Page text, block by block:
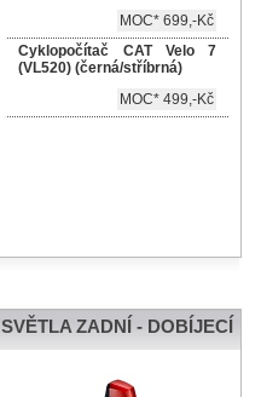
MOC* 699,-Kč
Cyklopočítač CAT Velo 7
(VL520) (černá/stříbrná)
MOC* 499,-Kč
SVĚTLA ZADNÍ - DOBÍJECÍ